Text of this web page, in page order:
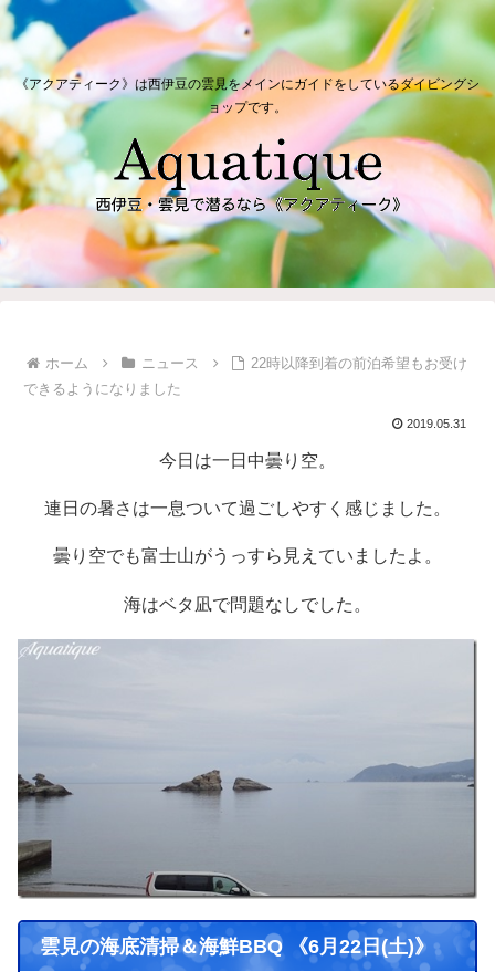
《アクアティーク》は西伊豆の雲見をメインにガイドをしているダイビングシ
ョップです。
ホーム ニュース
22時以降到着の前泊希望もお受け
できるようになりました
2019.05.31
今日は一日中曇り空。
連日の暑さは一息ついて過ごしやすく感じました。
曇り空でも富士山がうっすら見えていましたよ。
海はベタ凪で問題なしでした。
雲見の海底清掃＆海鮮BBQ 《6月22日(土)》